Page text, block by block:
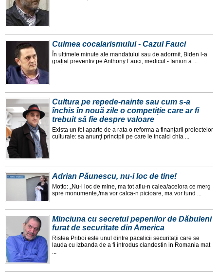
Culmea cocalarismului - Cazul Fauci
În ultimele minute ale mandatului sau de adormit, Biden l-a
grațiat preventiv pe Anthony Fauci, medicul - fanion a ...
Cultura pe repede-nainte sau cum s-a
închis în nouă zile o competiție care ar fi
trebuit să fie despre valoare
Exista un fel aparte de a rata o reforma a finanțarii proiectelor
culturale: sa anunți principii pe care le incalci chia ...
Adrian Păunescu, nu-i loc de tine!
Motto: „Nu-i loc de mine, ma tot aflu-n calea/acelora ce merg
spre monumente,/ma vor calca-n picioare, ma vor tund ...
Minciuna cu secretul pepenilor de Dăbuleni
furat de securitate din America
Ristea Priboi este unul dintre pacalicii securitații care se
lauda cu izbanda de a fi introdus clandestin in Romania mat
...